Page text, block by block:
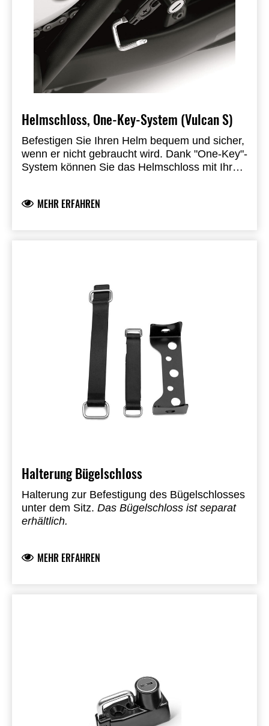
Helmschloss, One-Key-System (Vulcan S)
Befestigen Sie Ihren Helm bequem und sicher,
wenn er nicht gebraucht wird. Dank "One-Key"-
System können Sie das Helmschloss mit Ihrem
erforderlich.
MEHR ERFAHREN
Halterung Bügelschloss
Halterung zur Befestigung des Bügelschlosses
unter dem Sitz. Das Bügelschloss ist separat
erhältlich.
MEHR ERFAHREN